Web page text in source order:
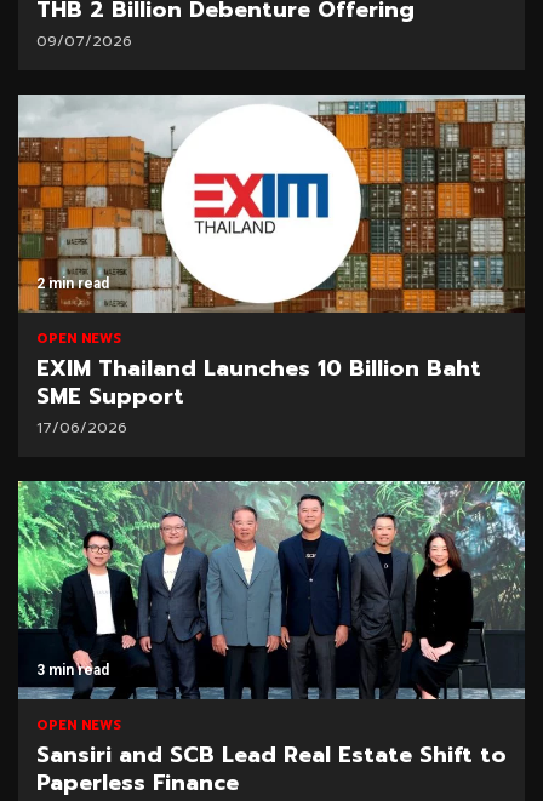
THB 2 Billion Debenture Offering
09/07/2026
2 min read
OPEN NEWS
EXIM Thailand Launches 10 Billion Baht
SME Support
17/06/2026
3 min read
OPEN NEWS
Sansiri and SCB Lead Real Estate Shift to
Paperless Finance